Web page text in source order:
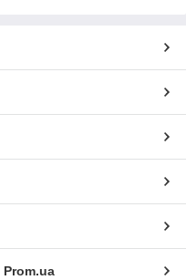
Prom.ua